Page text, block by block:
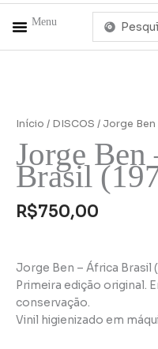
Menu
Pesquisar
Início / DISCOS / Jorge Ben
Jorge
Brasil
R$750,00
Jorge Ben – África Brasil
Primeira edição original.
conservação.
Vinil higienizado em